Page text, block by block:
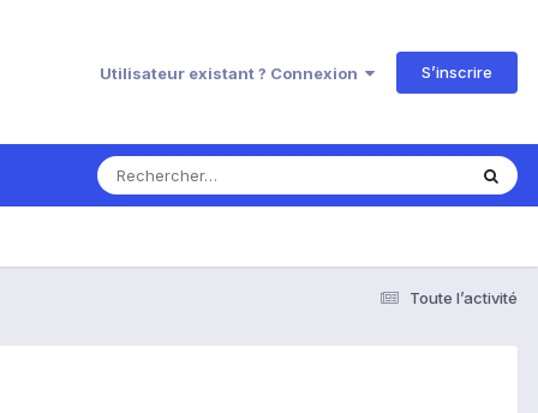
Utilisateur existant ? Connexion S’inscrire
Toute l’activité